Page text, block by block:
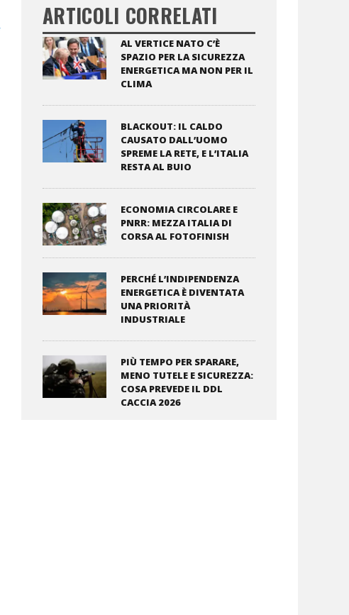
ARTICOLI CORRELATI
AL VERTICE NATO C’È
SPAZIO PER LA SICUREZZA
ENERGETICA MA NON PER IL
CLIMA
BLACKOUT: IL CALDO
CAUSATO DALL’UOMO
SPREME LA RETE, E L’ITALIA
RESTA AL BUIO
ECONOMIA CIRCOLARE E
PNRR: MEZZA ITALIA DI
CORSA AL FOTOFINISH
PERCHÉ L’INDIPENDENZA
ENERGETICA È DIVENTATA
UNA PRIORITÀ
INDUSTRIALE
PIÙ TEMPO PER SPARARE,
MENO TUTELE E SICUREZZA:
COSA PREVEDE IL DDL
CACCIA 2026